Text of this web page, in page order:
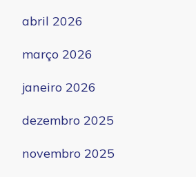
abril 2026
março 2026
janeiro 2026
dezembro 2025
novembro 2025